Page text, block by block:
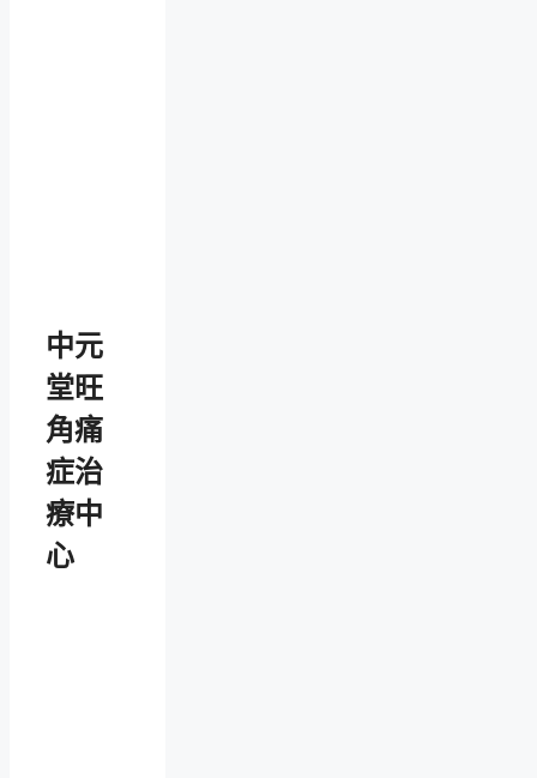
中元
堂旺
角痛
症治
療中
心